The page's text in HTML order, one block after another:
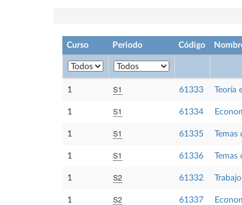
Curso Periodo Código
1 S1 61333 Teoría
1 S1 61334
1 S1 61335
1 S1 61336
1 S2 61332
1 S2 61337